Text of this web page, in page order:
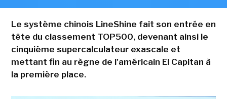
Le système chinois LineShine fait son entrée en
tête du classement TOP500, devenant ainsi le
cinquième supercalculateur exascale et
mettant fin au règne de l'américain El Capitan à
la première place.